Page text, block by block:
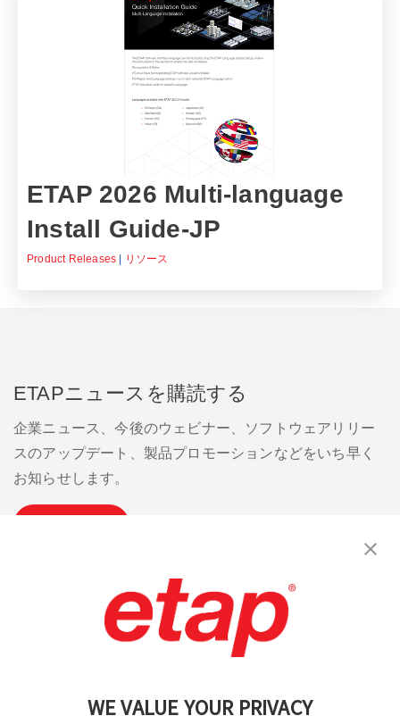
WE VALUE YOUR PRIVACY
ETAP 2026 Multi-language
Install Guide-JP
Product Releases リソース
ETAPニュースを購読する
企業ニュース、今後のウェビナー、ソフトウェアリリー
スのアップデート、製品プロモーションなどをいち早く
お知らせします。
お問い合わせください。 | 利用規約
プライバシーポリシー | サイトマップ